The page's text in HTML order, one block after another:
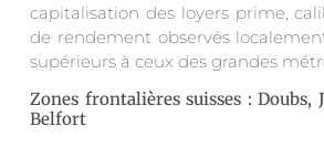
capitalisation des loyers prime,
de rendement observés
supérieurs à ceux des grandes
Zones frontalières suisses : Doubs,
Belfort